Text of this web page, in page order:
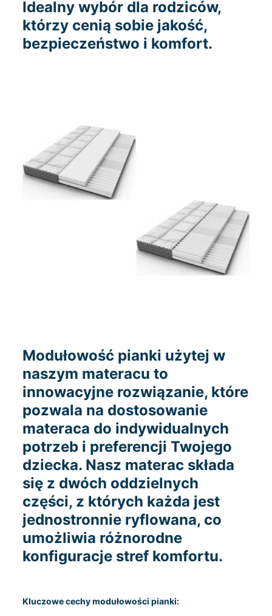
Idealny wybór dla rodziców,
którzy cenią sobie jakość,
bezpieczeństwo i komfort.
Modułowość pianki użytej w
naszym materacu to
innowacyjne rozwiązanie, które
pozwala na dostosowanie
materaca do indywidualnych
potrzeb i preferencji Twojego
dziecka. Nasz materac składa
się z dwóch oddzielnych
części, z których każda jest
jednostronnie ryflowana, co
umożliwia różnorodne
konfiguracje stref komfortu.
Kluczowe cechy modułowości pianki: